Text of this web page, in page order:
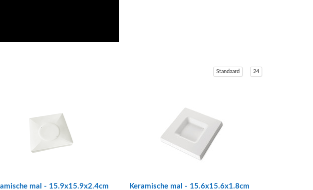
Standaard 24
mal - 15.9x15.9x2.4cm Keramische mal - 15.6x15.6x1.8cm